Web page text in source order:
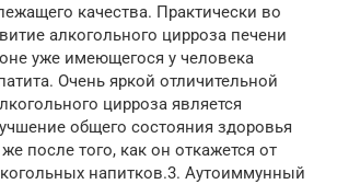
качества. Практически во
алкогольного цирроза печени
уже имеющегося у человека
Очень яркой отличительной
цирроза является
общего состояния здоровья
после того, как он откажется от
напитков.3. Аутоиммунный